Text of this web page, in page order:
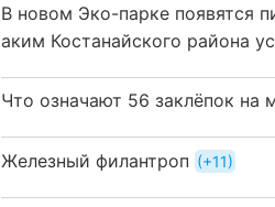
В новом Эко-парке появятся
аким Костанайского района
Что означают 56 заклёпок на
Железный филантроп +11